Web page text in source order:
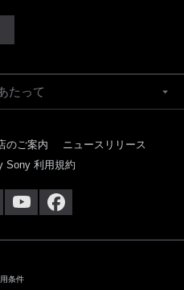
たって
のご案内
ニュースリリース
Sony 利用規約
条件